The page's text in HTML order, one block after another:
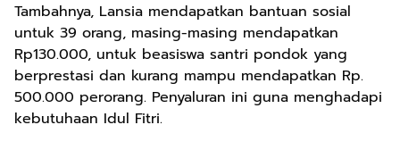
Tambahnya, Lansia mendapatkan bantuan sosial
untuk 39 orang, masing-masing mendapatkan
Rp130.000, untuk beasiswa santri pondok yang
berprestasi dan kurang mampu mendapatkan Rp.
500.000 perorang. Penyaluran ini guna menghadapi
kebutuhaan Idul Fitri.